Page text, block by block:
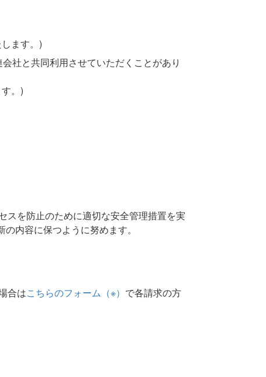
ます。)
社と共同利用させていただくことがあり
。)
スを防止のために適切な安全管理措置を実
内容に保つように努めます。
合はこちらのフォーム（※） で各請求の方